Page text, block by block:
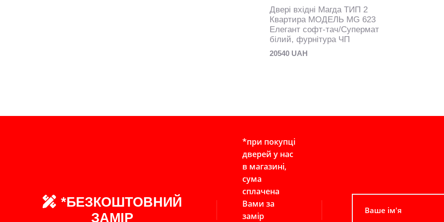
Двері вхідні Магда ТИП 2
Квартира МОДЕЛЬ MG 623
Елегант софт-тач/Супермат
білий, фурнітура ЧП
20540 UAH
*БЕЗКОШТОВНИЙ
ЗАМІР
*при покупці
дверей у нас
в магазині,
сума
сплачена
Вами за
замір